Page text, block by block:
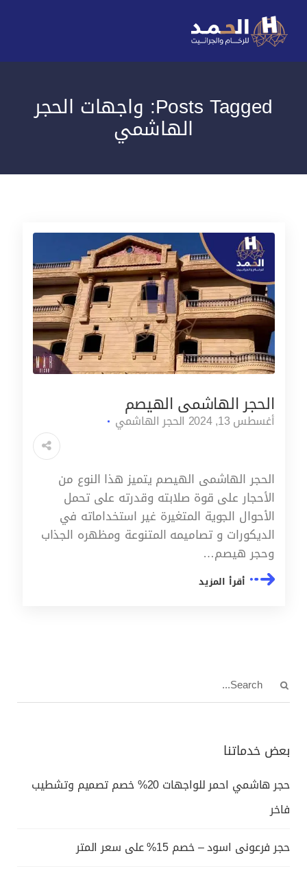
Posts Tagged: واجهات الحجر
الهاشمي
الحجر الهاشمى الهيصم
أغسطس 13, 2024 الحجر الهاشمي
الحجر الهاشمى الهيصم يتميز هذا النوع من
الأحجار على قوة صلابته وقدرته على تحمل
الأحوال الجوية المتغيرة غير استخداماته في
الديكورات و تصاميمه المتنوعة ومظهره الجذاب
وحجر هيصم…
أقرأ المزيد
بعض خدماتنا
حجر هاشمي احمر للواجهات 20% خصم تصميم وتشطيب
فاخر
حجر فرعونى اسود – خصم 15% على سعر المتر